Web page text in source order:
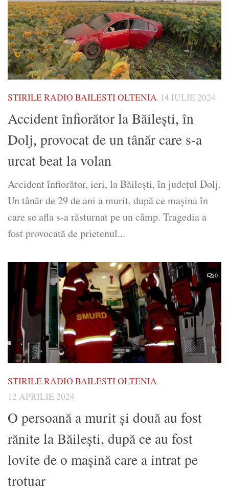
STIRILE RADIO BAILESTI OLTENIA 14 IULIE 2024
Accident înfiorător la Băileşti, în
Dolj, provocat de un tânăr care s-a
urcat beat la volan
Accident înfiorător, ieri, la Băilești, în județul Dolj.
Un tânăr de 29 de ani a murit, după ce maşina în
care se afla s-a răsturnat pe un câmp. Tragedia a
fost provocată de prietenul...
0
STIRILE RADIO BAILESTI OLTENIA
12 APRILIE 2024
O persoană a murit și două au fost
rănite la Băilești, după ce au fost
lovite de o mașină care a intrat pe
trotuar